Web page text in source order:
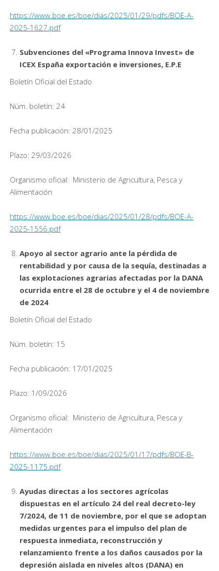
https://www.boe.es/boe/dias/2025/01/29/pdfs/BOE-A-
2025-1627.pdf
Subvenciones del «Programa Innova Invest» de
ICEX España exportación e inversiones, E.P.E
Boletín Oficial del Estado
Núm. boletín: 24
Fecha publicación: 28/01/2025
Plazo: 29/03/2026
Organismo oficial: Ministerio de Agricultura, Pesca y
Alimentación
https://www.boe.es/boe/dias/2025/01/28/pdfs/BOE-A-
2025-1556.pdf
Apoyo al sector agrario ante la pérdida de
rentabilidad y por causa de la sequía, destinadas a
las explotaciones agrarias afectadas por la DANA
ocurrida entre el 28 de octubre y el 4 de noviembre
de 2024
Boletín Oficial del Estado
Núm. boletín: 15
Fecha publicación: 17/01/2025
Plazo: 1/09/2026
Organismo oficial: Ministerio de Agricultura, Pesca y
Alimentación
https://www.boe.es/boe/dias/2025/01/17/pdfs/BOE-B-
2025-1175.pdf
Ayudas directas a los sectores agrícolas
dispuestas en el artículo 24 del real decreto-ley
7/2024, de 11 de noviembre, por el que se adoptan
medidas urgentes para el impulso del plan de
respuesta inmediata, reconstrucción y
relanzamiento frente a los daños causados por la
depresión aislada en niveles altos (DANA) en